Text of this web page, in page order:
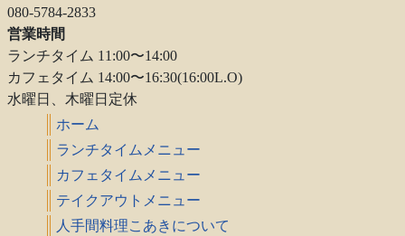
080-5784-2833
営業時間
ランチタイム 11:00〜14:00
カフェタイム 14:00〜16:30(16:00L.O)
水曜日、木曜日定休
ホーム
ランチタイムメニュー
カフェタイムメニュー
テイクアウトメニュー
人手間料理こあきについて